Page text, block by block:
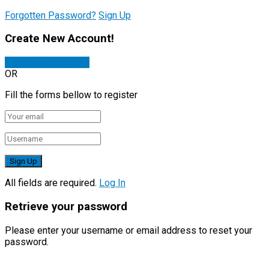
Forgotten Password? Sign Up
Create New Account!
OR
Fill the forms bellow to register
All fields are required. Log In
Retrieve your password
Please enter your username or email address to reset your
password.